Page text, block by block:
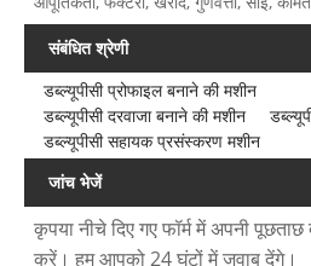
संबंधित श्रेणी
डब्ल्यूपीसी प्रोफाइल बनाने की मशीन
डब्ल्यूपीसी दरवाजा बनाने की मशीन
डब्ल्यूपीसी सहायक प्रसंस्करण मशीन
जांच भेजें
कृपया नीचे दिए गए फॉर्म में अपनी
करें। हम आपको 24 घंटों में जवाब देंगे।